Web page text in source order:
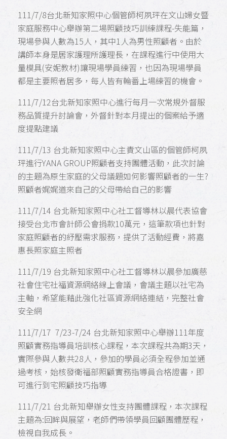
111/7/8台北新知家照中心個管師柯夙玶在文山婦女暨
家庭服務中心舉辦第二場照顧技巧訓練課程-失能篇，
現場參與人數為15人，其中1人為男性照顧者。由於
講師本身是居家護理所護理長，在課程進行中使用大
量模具(安妮教材)讓現場學員練習，也因為現場學員
都是主要照者居多，每人皆有輪番上場練習的機會。
111/7/12台北新知家照中心進行每月一次常規外督服
務品質提升討論會，外督針對本月提出的個案給予適
度提點建議
111/7/13 台北新知家照中心主責文山區的個管師柯夙
玶進行YANA GROUP照顧者支持團體活動，此次討論
的主題為原生家庭的父母議題如何影響照顧者的一生?
照顧者娓娓道來自己的父母帶給自己的影響
111/7/14 台北新知家照中心社工督導林以晨代表協會
接受台北市會計師公會捐款10萬元，這筆款項也針對
家庭照顧者的紓壓需求服務，提供了活動經費，將嘉
惠長照家庭主照者
111/7/19 台北新知家照中心社工督導林以晨參加廣慈
社會住宅社福資源網絡線上會議，會議主題以社宅為
主軸，希望能藉此強化社區資源網絡連結，完整社會
安全網
111/7/17 7/23-7/24 台北新知家照中心舉辦111年度
照顧實務指導員培訓核心課程，本次課程共為期3天，
實際參與人數共28人，參加的學員必須全程參加並通
過考核，始核發衛福部照顧實務指導員合格證書，即
可進行到宅照顧技巧指導
111/7/21 台北新知舉辦女性支持團體課程，本次課程
主題為:回眸與展望，老師們帶領學員回顧團體歷程，
檢視自我成長。